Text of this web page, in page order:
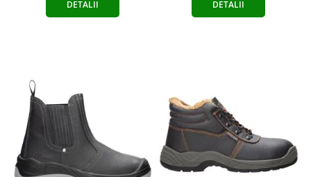
DETALII DETALII